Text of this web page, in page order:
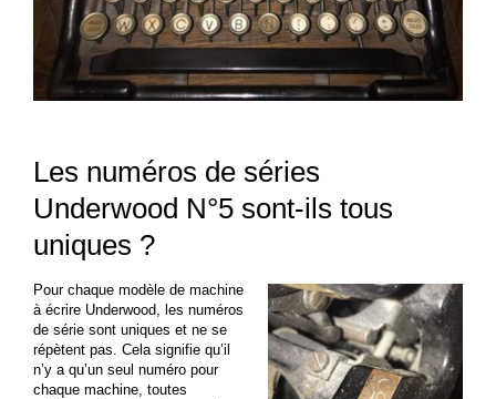
Les numéros de séries
Underwood N°5 sont-ils tous
uniques ?
Pour chaque modèle de machine
à écrire Underwood, les numéros
de série sont uniques et ne se
répètent pas. Cela signifie qu’il
n’y a qu’un seul numéro pour
chaque machine, toutes